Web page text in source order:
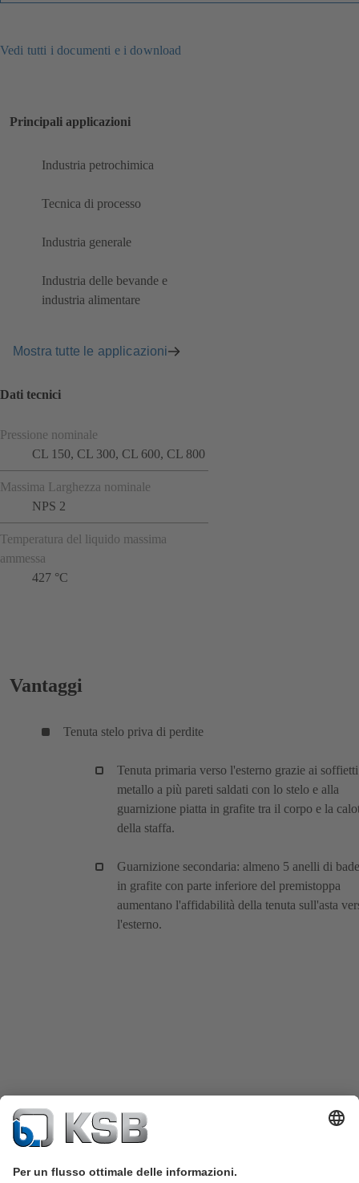
Vedi tutti i documenti e i download
Principali applicazioni
Industria petrochimica
Tecnica di processo
Industria generale
Industria delle bevande e
industria alimentare
Mostra tutte le applicazioni
Dati tecnici
Pressione nominale
CL 150, CL 300, CL 600, CL 800
Massima Larghezza nominale
NPS 2
Temperatura del liquido massima
ammessa
427 °C
Vantaggi
Tenuta stelo priva di perdite
Tenuta primaria verso l'esterno grazie ai
metallo a più pareti saldati con lo stelo e alla
guarnizione piatta in grafite tra il corpo e la
della staffa.
Guarnizione secondaria: almeno 5 anelli di
in grafite con parte inferiore del premistoppa
aumentano l'affidabilità della tenuta sull'asta
l'esterno.